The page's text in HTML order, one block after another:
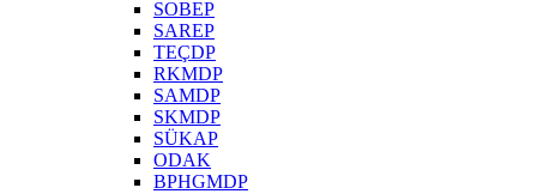
SOBEP
SAREP
TEÇDP
RKMDP
SAMDP
SKMDP
SÜKAP
ODAK
BPHGMDP